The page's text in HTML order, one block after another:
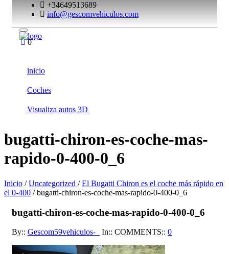
+34649513689
info@gescomvehiculos.com
0
inicio
Coches
Visualiza autos 3D
bugatti-chiron-es-coche-mas-
rapido-0-400-0_6
Inicio /Uncategorized /El Bugatti Chiron es el coche más rápido en
el 0-400 / bugatti-chiron-es-coche-mas-rapido-0-400-0_6
bugatti-chiron-es-coche-mas-rapido-0-400-0_6
By:: Gescom59vehiculos-_ In:: COMMENTS:: 0